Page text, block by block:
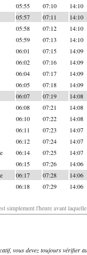
05:55 07:10 14:10
05:57 07:11 14:10
05:58 07:12 14:10
05:59 07:13 14:10
06:01 07:15 14:09
06:02 07:16 14:09
06:04 07:17 14:09
06:05 07:18 14:09
06:07 07:19 14:08
06:08 07:21 14:08
06:10 07:22 14:08
06:11 07:23 14:07
06:12 07:24 14:07
06:14 07:25 14:07
06:15 07:26 14:06
06:17 07:28 14:06
06:18 07:29 14:06
simplement l'heure avant
vous devez toujours vérifier